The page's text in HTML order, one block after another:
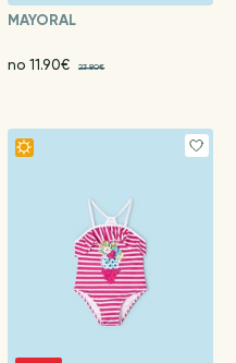
MAYORAL
no 11.90€ 23.80€